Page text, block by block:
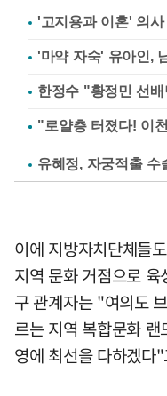
'고지용과 이혼' 의
'마약 자숙' 유아인,
한정수 "황정민 선
유혜정, 자궁적출
이에 지방자치단체들
지역 문화 거점으로
구 관계자는 "여의도
르는 지역 복합문화
영에 최선을 다하겠다